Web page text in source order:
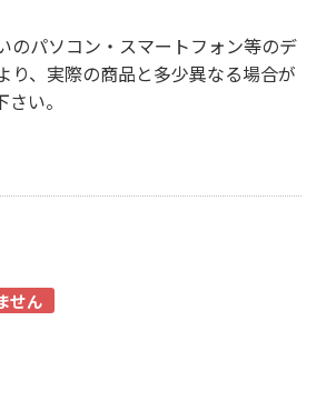
のパソコン・スマートフォン等のデ
り、実際の商品と多少異なる場合が
い。
せん